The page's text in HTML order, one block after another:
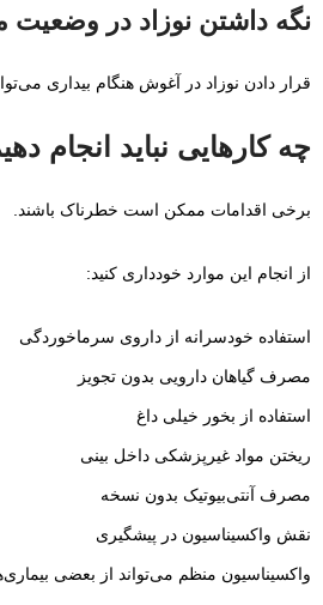
نگه داشتن نوزاد در وضعیت
قرار دادن نوزاد در آغوش هنگام بیداری
چه کارهایی نباید انجام
برخی اقدامات ممکن است خطرناک باشند.
از انجام این موارد خودداری کنید:
استفاده خودسرانه از داروی سرماخوردگی
مصرف گیاهان دارویی بدون تجویز
استفاده از بخور خیلی داغ
ریختن مواد غیرپزشکی داخل بینی
مصرف آنتی‌بیوتیک بدون نسخه
نقش واکسیناسیون در پیشگیری
واکسیناسیون منظم می‌تواند از بعضی